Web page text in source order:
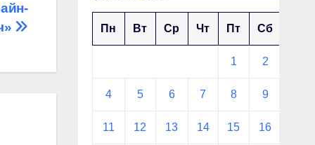
Пн Вт Ср Чт Пт Сб
1 2
4 5 6 7 8 9
11 12 13 14 15 16